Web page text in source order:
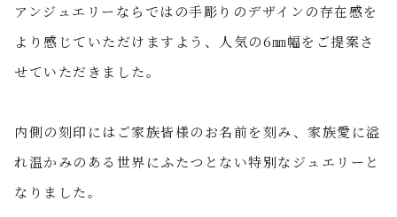
アンジュエリーならではの手彫りのデザインの存在感を
より感じていただけますよう、人気の6㎜幅をご提案さ
せていただきました。
内側の刻印にはご家族皆様のお名前を刻み、家族愛に溢
れ温かみのある世界にふたつとない特別なジュエリーと
なりました。